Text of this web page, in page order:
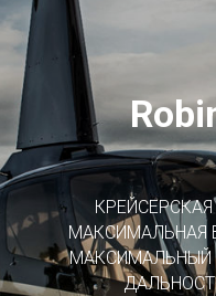
МАКСИМАЛЬНАЯ
МАКСИМАЛЬНЫЙ